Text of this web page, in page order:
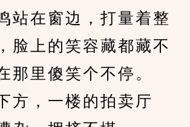
在窗边，打量着整
脸上的笑容藏都藏不
那里傻笑个不停。
，一楼的拍卖厅